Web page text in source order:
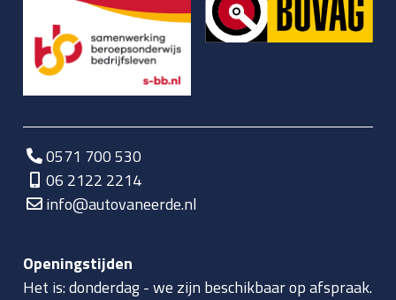
0571 700 530
06 2122 2214
info@autovaneerde.nl
Openingstijden
Het is:donderdag-we zijn beschikbaar op afspraak.